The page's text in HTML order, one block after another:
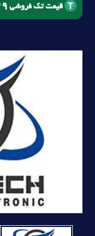
قیمت تک فروشی